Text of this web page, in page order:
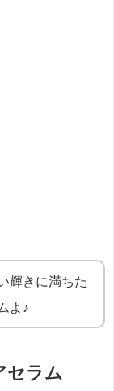
輝きに満ちた
よ ♪
セラム